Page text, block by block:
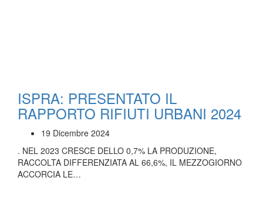
ISPRA: PRESENTATO IL
RAPPORTO RIFIUTI URBANI 2024
19 Dicembre 2024
. NEL 2023 CRESCE DELLO 0,7% LA PRODUZIONE,
RACCOLTA DIFFERENZIATA AL 66,6%, IL MEZZOGIORNO
ACCORCIA LE…